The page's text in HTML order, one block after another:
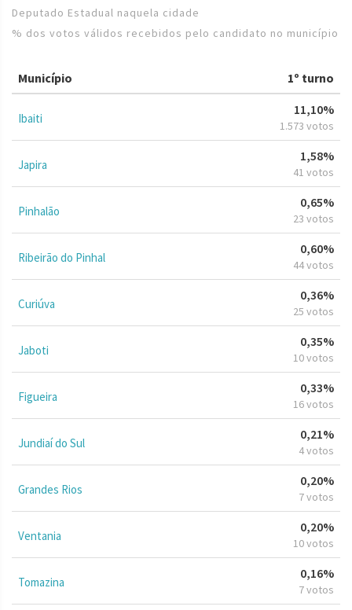
Deputado Estadual naquela cidade
% dos votos válidos recebidos pelo candidato no município
Município 1º turno
Ibaiti
11,10%
1.573 votos
Japira
1,58%
41 votos
Pinhalão
0,65%
23 votos
Ribeirão do Pinhal
0,60%
44 votos
Curiúva
0,36%
25 votos
Jaboti
0,35%
10 votos
Figueira
0,33%
16 votos
Jundiaí do Sul
0,21%
4 votos
Grandes Rios
0,20%
7 votos
Ventania
0,20%
10 votos
Tomazina
0,16%
7 votos